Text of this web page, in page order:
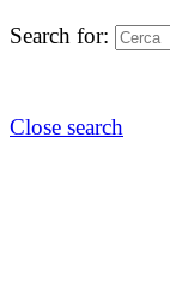
Search for:
Close search